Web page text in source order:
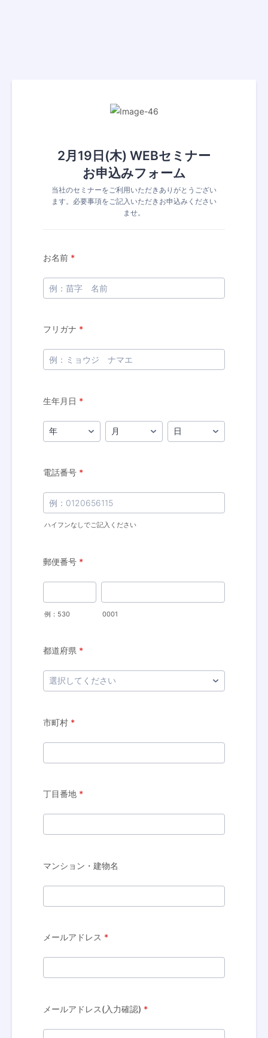
2月19日(木) WEBセミナー
お申込みフォーム
当社のセミナーをご利用いただきありがとうござい
ます。必要事項をご記入いただきお申込みください
ませ。
お名前 *
フリガナ *
生年月日 *
電話番号 *
ハイフンなしでご記入ください
郵便番号 *
例：530 0001
都道府県 *
市町村 *
丁目番地 *
マンション・建物名
メールアドレス *
メールアドレス(入力確認) *